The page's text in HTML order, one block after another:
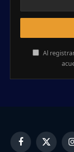
Al
FacebookX